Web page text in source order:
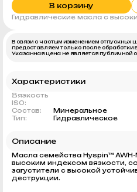
В корзину
Гидравлические масла c
В связи с частым изменением
предоставляем только после обработки
Указанная цена не является публичной
Характеристики
Вязкость
ISO:
Состав:
Минеральное
Тип:
Гидравлическое
Описание
Масла семейства Hyspin™
высоким индексом вязкости,
загустители с высокой
деструкции.